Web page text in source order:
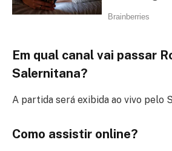
Em qual canal vai passar
Salernitana?
A partida será exibida ao vivo pelo
Como assistir online?